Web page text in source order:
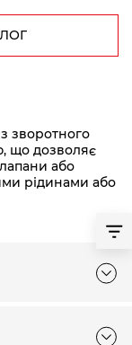
зворотного
що дозволяє
або
рідинами або